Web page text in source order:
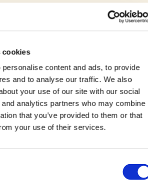
cookies
content and ads, to provide
and to analyse our traffic. We also
your use of our site with our social
analytics partners who may combine
that you’ve provided to them or that
your use of their services.
altre nostre